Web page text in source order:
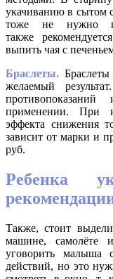
укачиванию в сытом
тоже не нужно
также
выпить чая с
Браслеты.
желаемый
применении. При
эффекта снижения
зависит от марки и
руб.
Ребенка
Также, стоит
машине, самолёте
уговорить малыша
действий, но это